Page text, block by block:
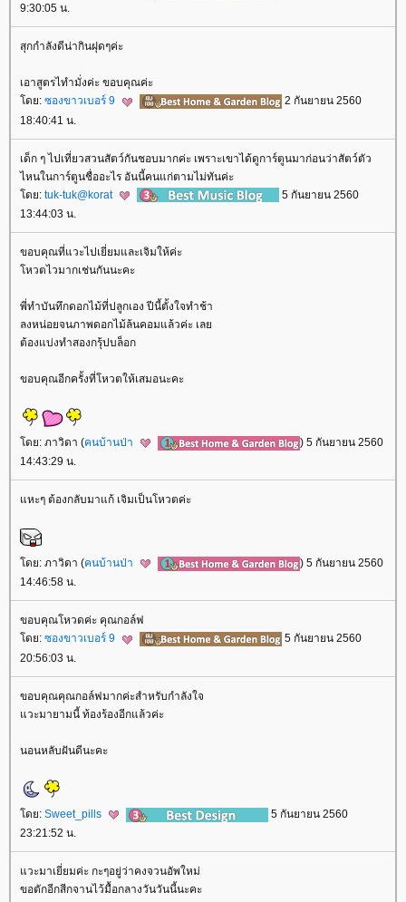
9:30:05 น.
สุกกำลังดีน่ากินฝุดๆค่ะ
เอาสูตรไทำมั่งค่ะ ขอบคุณค่ะ
ดย: ซองขาวเบอร์ 9
2 กันยายน 2560
18:40:41 น.
เด็ก ๆ ไปเที่ยวสวนสัตว์กันชอบมากค่ะ เพราะเขาได้ดูการ์ตูนมาก่อนว่าสัตว์ตัว
ไหนในการ์ตูนชื่ออะไร อันนี้คนแก่ตามไม่ทันค่ะ
ดย: tuk-tuk@korat
5 กันยายน 2560
13:44:03 น.
ขอบคุณที่แวะไปเยี่ยมและเจิมให้ค่ะ
หวตไวมากเช่นกันนะคะ
พี่ทำบันทึกดอกไม้ที่ปลูกเอง ปีนี้ตั้งใจทำช้า
ลงหน่อยจนภาพดอกไม้ล้นคอมแล้วค่ะ เล
ต้องแบ่งทำสองกรุ้ปบล็อก
ขอบคุณอีกครั้งที่โหวตให้เสมอนะคะ
ดย: ภาวิดา (คนบ้านป่า
) 5 กันยายน 2560
14:43:29 น.
หะๆ ต้องกลับมาแก้ เจิมเป็นโหวตค่ะ
ดย: ภาวิดา (คนบ้านป่า
) 5 กันยายน 2560
14:46:58 น.
ขอบคุณโหวดค่ะ คุณกอล์ฟ
ดย: ซองขาวเบอร์ 9
5 กันยายน 2560
20:56:03 น.
ขอบคุณคุณกอล์ฟมากค่ะสำหรับกำลังใจ
วะมายามนี้ ท้องร้องอีกแล้วค่ะ
นอนหลับฝันดีนะคะ
ดย: Sweet_pills
5 กันยายน 2560
23:21:52 น.
วะมาเยี่ยมค่ะ กะๆอยู่ว่าคงจวนอัพใหม่
ขอตักอีกสีกจานไว้มื้อกลางวันวันนี้นะคะ